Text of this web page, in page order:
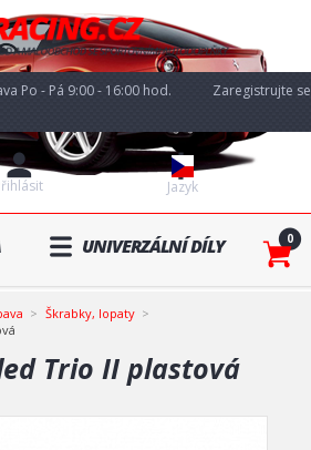
Po - Pá 9:00 - 16:00 hod.
Jazyk
Zaregistrujte se
UNIVERZÁLNÍ DÍLY 0
Škrabky, lopaty
Trio II plastová